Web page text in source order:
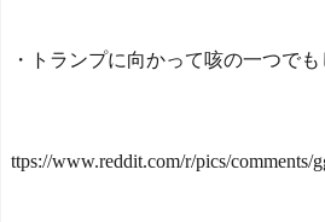
・トランプに向かって咳の一つで
ttps://www.reddit.com/r/pics/comments/